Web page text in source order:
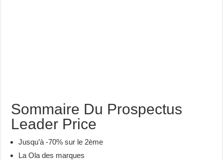
Sommaire Du Prospectus
Leader Price
Jusqu’à -70% sur le 2ème
La Ola des marques